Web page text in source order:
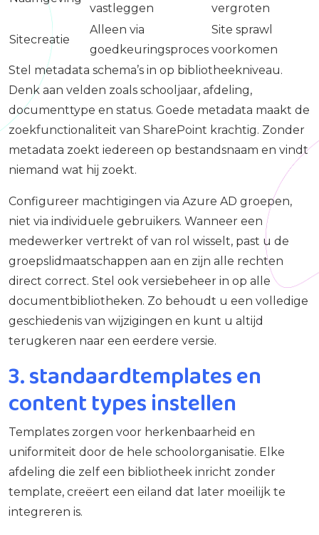
vastleggen vergroten
Sitecreatie
Alleen via
goedkeuringsproces
Site sprawl
voorkomen
Stel metadata schema’s in op bibliotheekniveau.
Denk aan velden zoals schooljaar, afdeling,
documenttype en status. Goede metadata maakt de
zoekfunctionaliteit van SharePoint krachtig. Zonder
metadata zoekt iedereen op bestandsnaam en vindt
niemand wat hij zoekt.
Configureer machtigingen via Azure AD groepen,
niet via individuele gebruikers. Wanneer een
medewerker vertrekt of van rol wisselt, past u de
groepslidmaatschappen aan en zijn alle rechten
direct correct. Stel ook versiebeheer in op alle
documentbibliotheken. Zo behoudt u een volledige
geschiedenis van wijzigingen en kunt u altijd
terugkeren naar een eerdere versie.
3. standaardtemplates en
content types instellen
Templates zorgen voor herkenbaarheid en
uniformiteit door de hele schoolorganisatie. Elke
afdeling die zelf een bibliotheek inricht zonder
template, creëert een eiland dat later moeilijk te
integreren is.